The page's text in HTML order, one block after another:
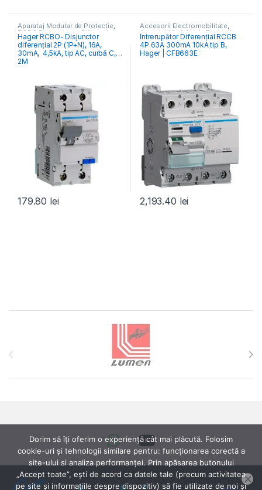
Aparataj Modular de Protecție,
RCBO Disjunctoare Diferențiale
Hager RCBO- Disjunctor
diferențial 2P (1P+N), 16A,
30mA, 4,5kA, tip AC, curbă C,
2M
179.80 lei
Accesorii Electromobilitate,
Aparataj Modular de Protecție,
Monitorizare & Control PV,
RCCB Întrerupătoare Diferențiale
Întrerupător Diferențial RCCB
4P 63A 300mA 10kA tip B,
Hager | CFB663E
2,193.40 lei
Dorim să îți oferim o experiență cât mai plăcută. Folosim
cookie-uri și tehnologii similare pentru: funcționarea corectă a
site-ului si analiza performanței. Prin apăsarea butonului
„Accept toate”, ești de acord ca datele tale (precum activitatea
pe site și informațiile despre dispozitiv) să fie utilizate de noi și